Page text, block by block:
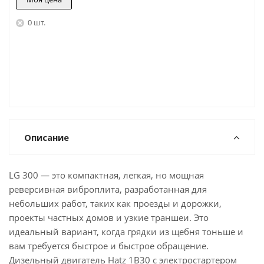
0 шт.
Описание
LG 300 — это компактная, легкая, но мощная
реверсивная виброплита, разработанная для
небольших работ, таких как проезды и дорожки,
проекты частных домов и узкие траншеи. Это
идеальный вариант, когда грядки из щебня тоньше и
вам требуется быстрое и быстрое обращение.
Дизельный двигатель Hatz 1B30 с электростартером